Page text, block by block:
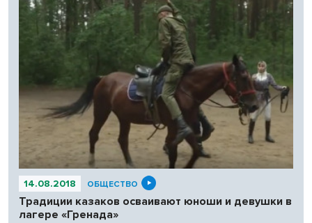
14.08.2018 ОБЩЕСТВО
Традиции казаков осваивают юноши и девушки в
лагере «Гренада»